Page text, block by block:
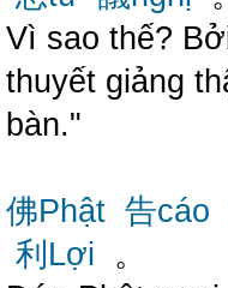
Vì sao thế?
thuyết giảng
bàn."
佛Phật 告cáo
利Lợi 。